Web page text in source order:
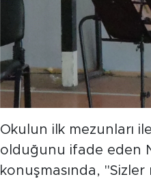
Okulun ilk mezunları
olduğunu ifade eden
konuşmasında,